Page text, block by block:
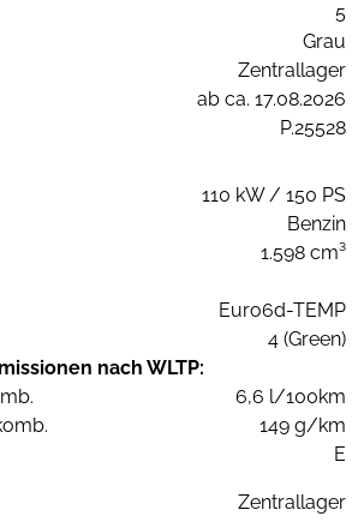
5
Grau
Zentrallager
ab ca. 17.08.2026
P.25528
110 kW / 150 PS
Benzin
1.598 cm³
Euro6d-TEMP
4 (Green)
nach WLTP:
6,6 l/100km
149 g/km
E
Zentrallager